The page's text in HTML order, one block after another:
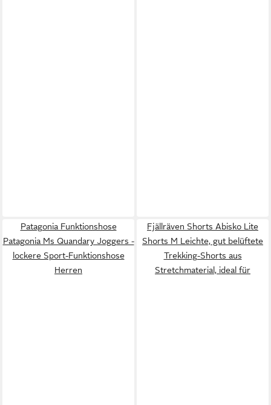
Patagonia Funktionshose
Patagonia Ms Quandary Joggers -
lockere Sport-Funktionshose
Herren
Fjällräven Shorts Abisko Lite
Shorts M Leichte, gut belüftete
Trekking-Shorts aus
Stretchmaterial, ideal für